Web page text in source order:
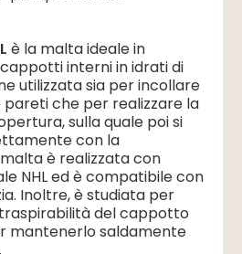
è la malta ideale in
interni in idrati di
utilizzata sia per incollare
pareti che per realizzare la
sulla quale poi si
con la
è realizzata con
NHL ed è compatibile con
Inoltre, è studiata per
del cappotto
mantenerlo saldamente